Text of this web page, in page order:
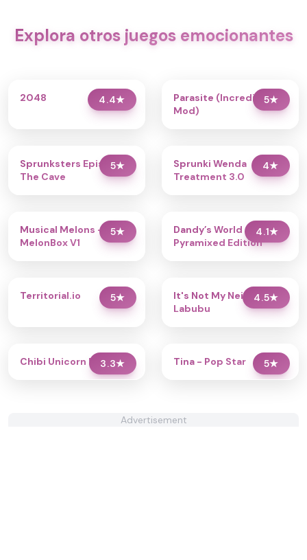
Explora otros juegos emocionantes
4.4★
2048 5★
Parasite (Incredibox
Mod)
5★
Sprunksters Episode 2:
The Cave
4★
Sprunki Wenda
Treatment 3.0
5★
Musical Melons –
MelonBox V1
4.1★
Dandy’s World
Pyramixed Edition
5★
Territorial.io 4.5★
It's Not My Neighbor:
Labubu
3.3★
Chibi Unicorn Dress Up 5★
Tina - Pop Star
Advertisement